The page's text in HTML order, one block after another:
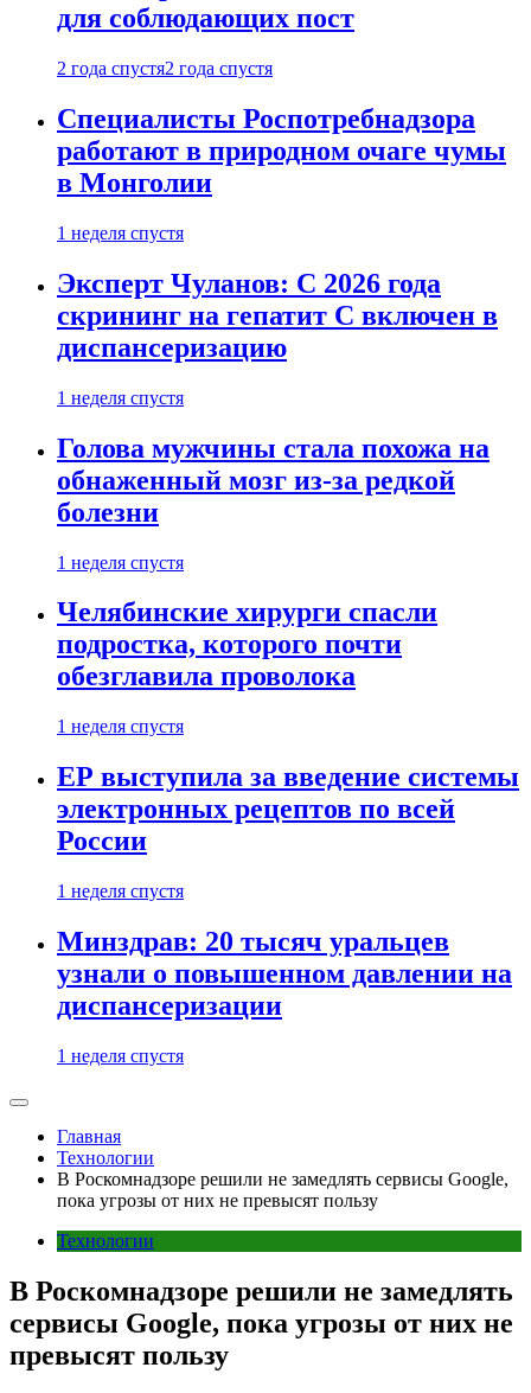
для соблюдающих пост
2 года спустя2 года спустя
Специалисты Роспотребнадзора
работают в природном очаге чумы
в Монголии
1 неделя спустя
Эксперт Чуланов: С 2026 года
скрининг на гепатит С включен в
диспансеризацию
1 неделя спустя
Голова мужчины стала похожа на
обнаженный мозг из-за редкой
болезни
1 неделя спустя
Челябинские хирурги спасли
подростка, которого почти
обезглавила проволока
1 неделя спустя
ЕР выступила за введение системы
электронных рецептов по всей
России
1 неделя спустя
Минздрав: 20 тысяч уральцев
узнали о повышенном давлении на
диспансеризации
1 неделя спустя
Главная
Технологии
В Роскомнадзоре решили не замедлять сервисы Google,
пока угрозы от них не превысят пользу
Технологии
В Роскомнадзоре решили не замедлять
сервисы Google, пока угрозы от них не
превысят пользу